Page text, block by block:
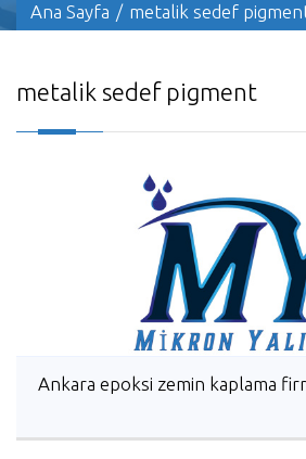
Ana Sayfa / metalik sedef
metalik sedef pigment
Ankara epoksi zemin kaplama